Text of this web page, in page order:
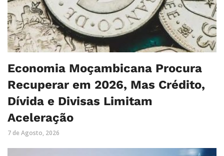
Economia Moçambicana Procura
Recuperar em 2026, Mas Crédito,
Dívida e Divisas Limitam
Aceleração
7 de Agosto, 2026